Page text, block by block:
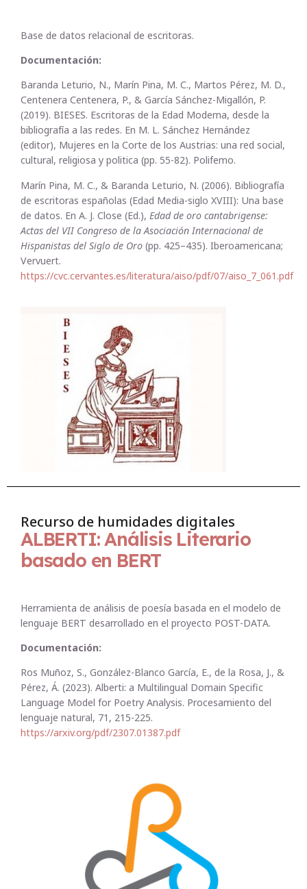
Base de datos relacional de escritoras.
Documentación:
Baranda Leturio, N., Marín Pina, M. C., Martos Pérez, M. D.,
Centenera Centenera, P., & García Sánchez-Migallón, P.
(2019). BIESES. Escritoras de la Edad Moderna, desde la
bibliografía a las redes. En M. L. Sánchez Hernández
(editor), Mujeres en la Corte de los Austrias: una red social,
cultural, religiosa y politica (pp. 55-82). Polifemo.
Marín Pina, M. C., & Baranda Leturio, N. (2006). Bibliografía
de escritoras españolas (Edad Media-siglo XVIII): Una base
de datos. En A. J. Close (Ed.), Edad de oro cantabrigense:
Actas del VII Congreso de la Asociación Internacional de
Hispanistas del Siglo de Oro (pp. 425–435). Iberoamericana;
Vervuert.
https://cvc.cervantes.es/literatura/aiso/pdf/07/aiso_7_061.pdf
Recurso de humidades digitales
ALBERTI: Análisis Literario
basado en BERT
Herramienta de análisis de poesía basada en el modelo de
lenguaje BERT desarrollado en el proyecto POST-DATA.
Documentación:
Ros Muñoz, S., González-Blanco García, E., de la Rosa, J., &
Pérez, Á. (2023). Alberti: a Multilingual Domain Specific
Language Model for Poetry Analysis. Procesamiento del
lenguaje natural, 71, 215-225.
https://arxiv.org/pdf/2307.01387.pdf